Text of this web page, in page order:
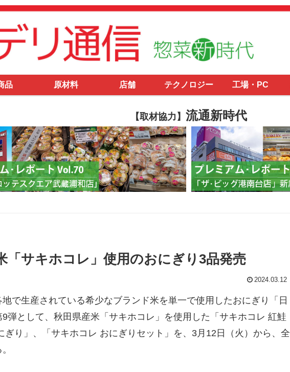
品 原材料 店舗 テクノロジー 工場・PC
【取材協力】 流通新時代
「サキホコレ」使用のおにぎり3品発売
2024.03.12
で生産されている希少なブランド米を単一で使用したおにぎり「日
弾として、秋田県産米「サキホコレ」を使用した「サキホコレ 紅鮭
ぎり」、「サキホコレ おにぎりセット」を、3月12日（火）から、全